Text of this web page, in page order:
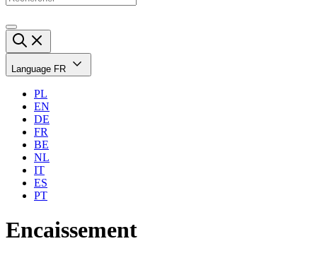
Language FR
PL
EN
DE
FR
BE
NL
IT
ES
PT
Encaissement